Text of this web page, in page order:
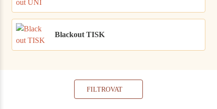
Blackout TISK
FILTROVAT